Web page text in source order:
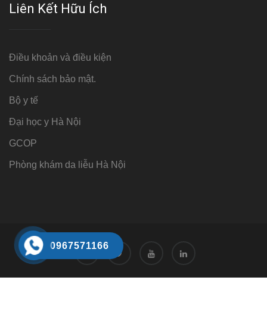
Liên Kết Hữu Ích
Điều khoản và điều kiện
Chính sách bảo mật.
Bộ y tế
Đại học y Hà Nội
GCOP
Phòng khám da liễu Hà Nội
0967571166